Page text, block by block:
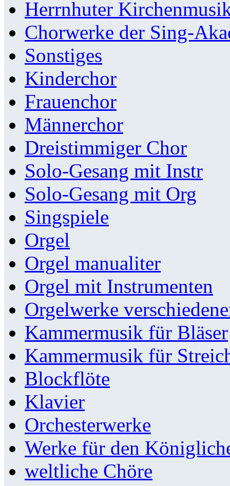
Herrnhuter
Chorwerke der Sing-
Sonstiges
Kinderchor
Frauenchor
Männerchor
Dreistimmiger Chor
Solo-Gesang mit Instr
Solo-Gesang mit Org
Singspiele
Orgel
Orgel manualiter
Orgel mit Instrumenten
Orgelwerke
Kammermusik für Bläser
Kammermusik für
Blockflöte
Klavier
Orchesterwerke
Werke für den
weltliche Chöre